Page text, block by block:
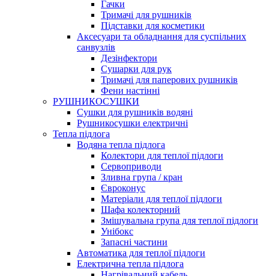
Гачки
Тримачі для рушників
Підставки для косметики
Аксесуари та обладнання для суспільних
санвузлів
Дезінфектори
Сушарки для рук
Тримачі для паперових рушників
Фени настінні
РУШНИКОСУШКИ
Сушки для рушників водяні
Рушникосушки електричні
Тепла підлога
Водяна тепла підлога
Колектори для теплої підлоги
Сервоприводи
Зливна група / кран
Євроконус
Матеріали для теплої підлоги
Шафа колекторний
Змішувальна група для теплої підлоги
Унібокс
Запасні частини
Автоматика для теплої підлоги
Електрична тепла підлога